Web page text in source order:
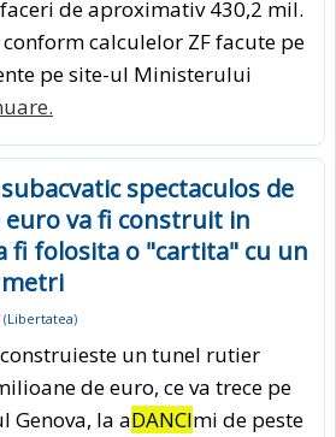
de aproximativ 430,2 mil.
calculelor ZF facute pe
pe site-ul Ministerului
spectaculos de
euro va fi construit in
fi folosita o "cartita" cu un
(Libertatea)
un tunel rutier
de euro, ce va trece pe
Genova, la aDANCImi de peste